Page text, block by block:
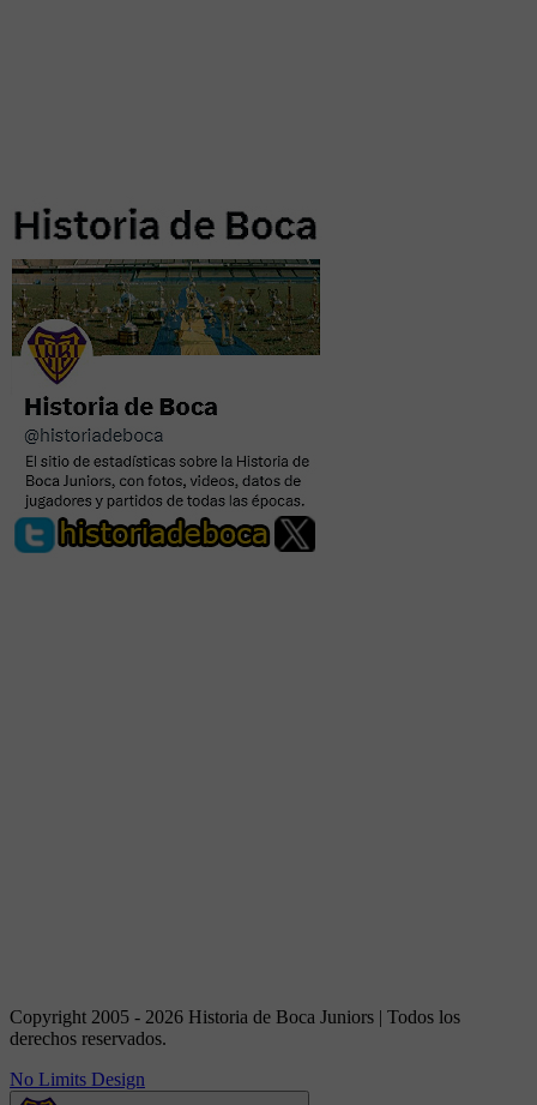
Copyright 2005 - 2026 Historia de Boca Juniors | Todos los
derechos reservados.
No Limits Design